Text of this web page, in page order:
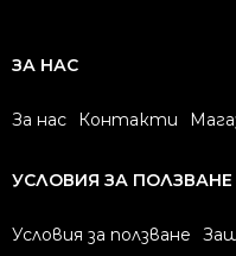
ЗА НАС
За нас Контакти
УСЛОВИЯ ЗА ПОЛЗВАНЕ
Условия за ползване